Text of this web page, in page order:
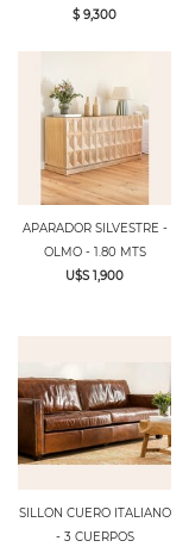
$ 9,300
APARADOR SILVESTRE -
OLMO - 1.80 MTS
U$S 1,900
SILLON CUERO ITALIANO
- 3 CUERPOS